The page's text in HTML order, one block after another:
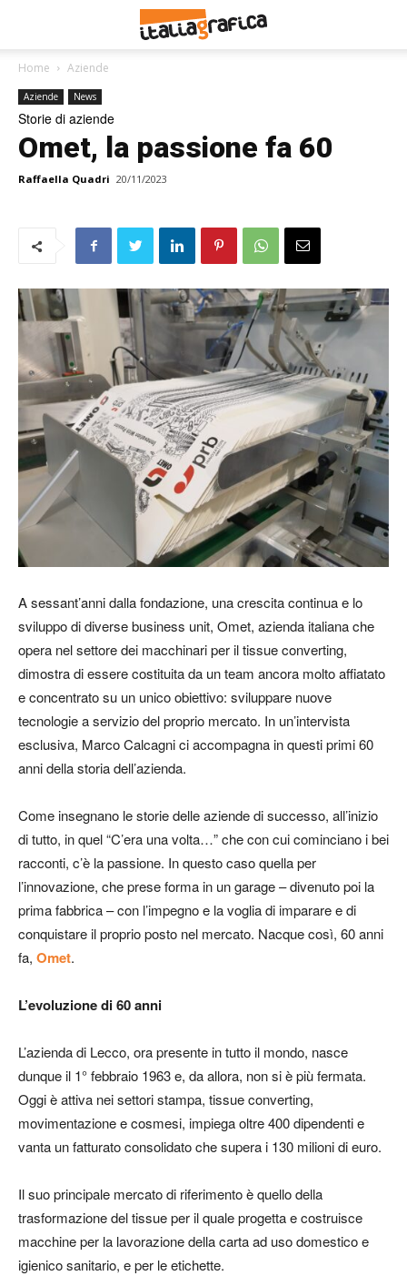
Home Aziende
Aziende News
Storie di aziende
Omet, la passione fa 60
Raffaella Quadri 20/11/2023
A sessant’anni dalla fondazione, una crescita continua e lo
sviluppo di diverse business unit, Omet, azienda italiana che
opera nel settore dei macchinari per il tissue converting,
dimostra di essere costituita da un team ancora molto affiatato
e concentrato su un unico obiettivo: sviluppare nuove
tecnologie a servizio del proprio mercato. In un’intervista
esclusiva, Marco Calcagni ci accompagna in questi primi 60
anni della storia dell’azienda.
Come insegnano le storie delle aziende di successo, all’inizio
di tutto, in quel “C’era una volta…” che con cui cominciano i bei
racconti, c’è la passione. In questo caso quella per
l’innovazione, che prese forma in un garage – divenuto poi la
prima fabbrica – con l’impegno e la voglia di imparare e di
conquistare il proprio posto nel mercato. Nacque così, 60 anni
fa, Omet.
L’evoluzione di 60 anni
L’azienda di Lecco, ora presente in tutto il mondo, nasce
dunque il 1° febbraio 1963 e, da allora, non si è più fermata.
Oggi è attiva nei settori stampa, tissue converting,
movimentazione e cosmesi, impiega oltre 400 dipendenti e
vanta un fatturato consolidato che supera i 130 milioni di euro.
Il suo principale mercato di riferimento è quello della
trasformazione del tissue per il quale progetta e costruisce
macchine per la lavorazione della carta ad uso domestico e
igienico sanitario, e per le etichette.